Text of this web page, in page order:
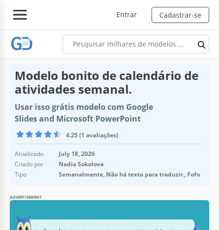
Entrar Cadastrar-se
Modelo bonito de calendário de
atividades semanal.
Usar isso grátis modelo com Google
Slides and Microsoft PowerPoint
4.25 (1 avaliações)
Atualizado
July 18, 2026
Criado por
Nadia Sokolova
Tipo
Semanalmente, Não há texto para traduzir., Fofo
ADVERTISEMENT